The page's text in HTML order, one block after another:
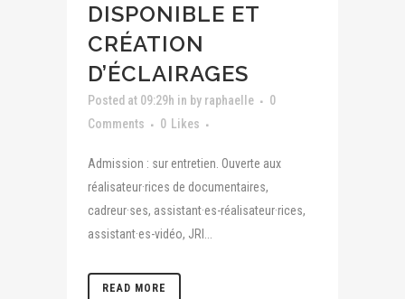
DISPONIBLE ET
CRÉATION
D’ÉCLAIRAGES
Posted at 09:29h in by raphaelle
0
Comments
0 Likes
Admission : sur entretien. Ouverte aux
réalisateur·rices de documentaires,
cadreur·ses, assistant·es-réalisateur·rices,
assistant·es-vidéo, JRI...
READ MORE